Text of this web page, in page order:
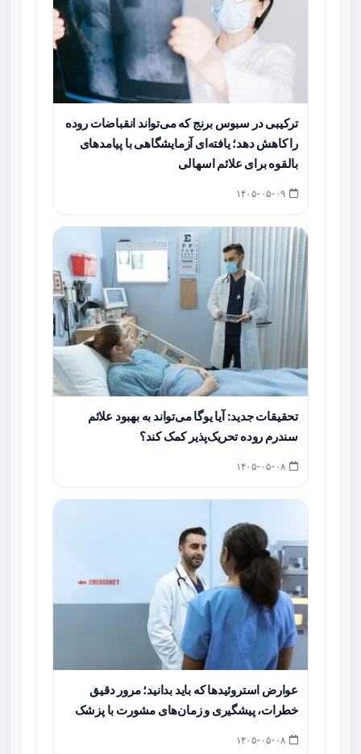
ترکیبی در سبوس برنج که می‌تواند انقباضات روده
را کاهش دهد؛ یافته‌ای آزمایشگاهی با پیامدهای
بالقوه برای علائم اسهالی
تحقیقات جدید: آیا یوگا می‌تواند به بهبود علائم
سندرم روده تحریک‌پذیر کمک کند؟
عوارض استروئیدها که باید بدانید؛ مرور دقیق
خطرات، پیشگیری و زمان‌های مشورت با پزشک